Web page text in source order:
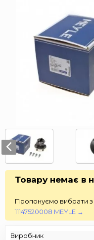
Товару немає в
Пропонуємо вибрати з
11147520008 MEYLE →
Виробник